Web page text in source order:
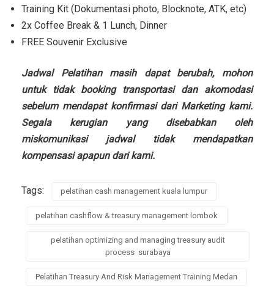
Training Kit (Dokumentasi photo, Blocknote, ATK, etc)
2x Coffee Break & 1 Lunch, Dinner
FREE Souvenir Exclusive
Jadwal Pelatihan masih dapat berubah, mohon
untuk tidak booking transportasi dan akomodasi
sebelum mendapat konfirmasi dari Marketing kami.
Segala kerugian yang disebabkan oleh
miskomunikasi jadwal tidak mendapatkan
kompensasi apapun dari kami.
Tags: pelatihan cash management kuala lumpur
pelatihan cashflow & treasury management lombok
pelatihan optimizing and managing treasury audit
process surabaya
Pelatihan Treasury And Risk Management Training Medan